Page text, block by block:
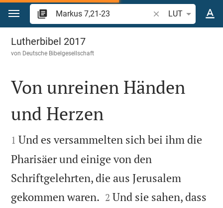
Zum Inhalt springen
Bibelstelle oder
LUT
Markus 7
Lutherbibel 2017
von Deutsche Bibelgesellschaft

Von unreinen Händen
und Herzen

1 Und es versammelten sich bei ihm die
Pharisäer und einige von den
Schriftgelehrten, die aus Jerusalem
gekommen waren. 

2 Und sie sahen, dass